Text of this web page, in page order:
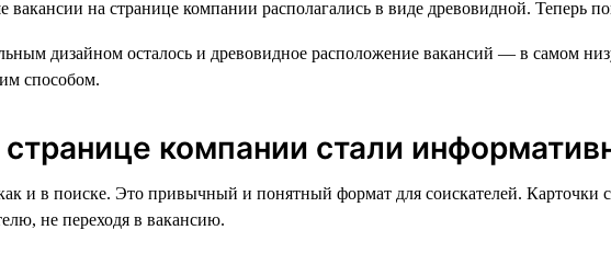
дизайном осталось и древовидное расположение вакансий — в самом
способом.
странице компании стали
и в поиске. Это привычный и понятный формат для соискателей.
не переходя в вакансию.